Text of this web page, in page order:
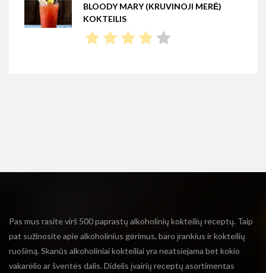
BLOODY MARY (KRUVINOJI MERĖ)
KOKTEILIS
Pas mus rasite virš 500 paprastų alkoholinių kokteilių receptų. Taip
pat sužinosite apie alkoholinius gėrimus, baro įrankius ir kokteilių
ruošimą. Skanūs alkoholiniai kokteiliai yra neatsiejama bet kokio
vakarėlio ar šventės dalis. Didelis įvairių receptų asortimentas